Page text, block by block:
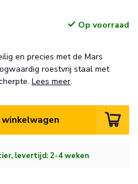
Op voorraad
en precies met de Mars
roestvrij staal met
Lees meer.
winkelwagen
levertijd: 2-4 weken